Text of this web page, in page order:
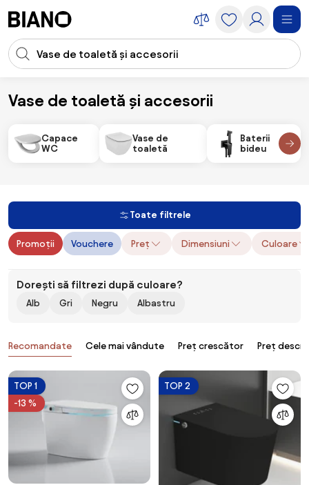
Introducerea căutării
Vase de toaletă și accesorii
Renovare Renovare baie Vase de toaletă și accesorii
Capace
WC
Vase de
toaletă
Baterii
bideu
Toate filtrele
Promoții Vouchere Preț Dimensiuni Culoare
Dorești să filtrezi după culoare?
Alb Gri Negru Albastru
Produse
Recomandate Cele mai vândute Preț crescător Preț
TOP 1
-13 %
TOP 2